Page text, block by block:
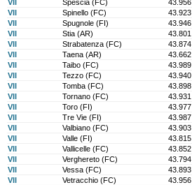
VII
Spescia (FC) 43.956
VII
Spinello (FC) 43.923
VII
Spugnole (FI) 43.946
VII
Stia (AR) 43.801
VII
Strabatenza (FC) 43.874
VII
Taena (AR) 43.662
VII
Taibo (FC) 43.989
VII
Tezzo (FC) 43.940
VII
Tomba (FC) 43.898
VII
Tornano (FC) 43.931
VII
Toro (FI) 43.977
VII
Tre Vie (FI) 43.987
VII
Valbiano (FC) 43.903
VII
Valle (FI) 43.815
VII
Vallicelle (FC) 43.852
VII
Verghereto (FC) 43.794
VII
Vessa (FC) 43.893
VII
Vetracchio (FC) 43.956